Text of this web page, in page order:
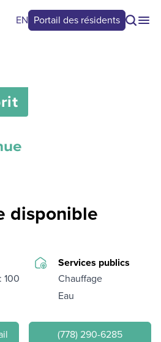
EN Portail des résidents
0/0
disponible
100
Services publics
Chauffage
Eau
(778) 290-6285